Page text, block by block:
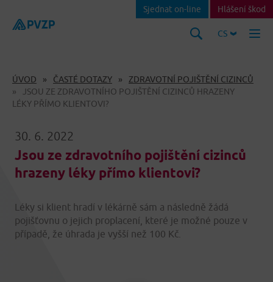
CS
Sjednat on-line Hlášení škod
ÚVOD ČASTÉ DOTAZY
ZDRAVOTNÍ POJIŠTĚNÍ CIZINCŮ
JSOU ZE ZDRAVOTNÍHO POJIŠTĚNÍ CIZINCŮ HRAZENY
LÉKY PŘÍMO KLIENTOVI?
30. 6. 2022
Jsou ze zdravotního pojištění cizinců
hrazeny léky přímo klientovi?
Léky si klient hradí v lékárně sám a následně žádá
pojišťovnu o jejich proplacení, které je možné pouze v
případě, že úhrada je vyšší než 100 Kč.